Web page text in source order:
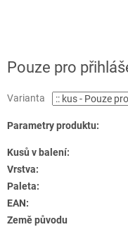
Pouze pro
Varianta
Parametry produktu:
Kusů v balení:
Vrstva:
Paleta:
EAN:
Země původu